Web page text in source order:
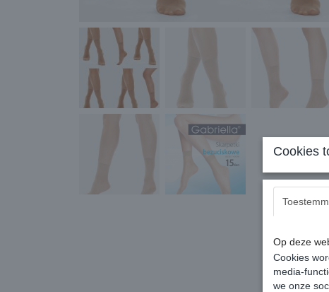
Cookies
Op deze
Cookies
media-
we onze